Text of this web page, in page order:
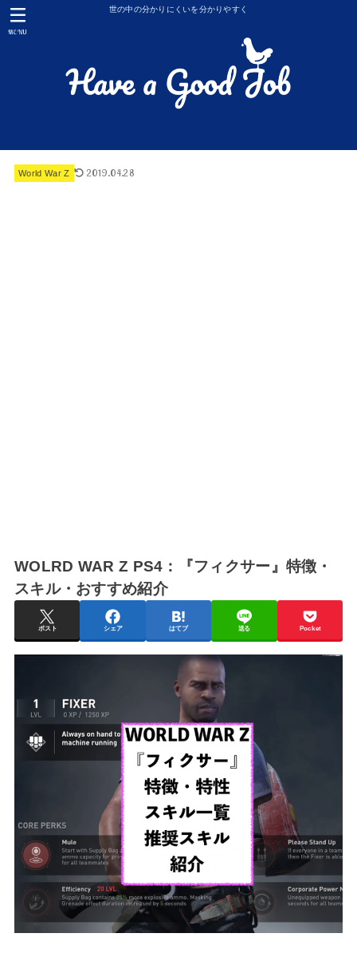
世の中の分かりにくいを分かりやすく
MENU
World War Z 2019.04.28
WOLRD WAR Z PS4：『フィクサー』特徴・
スキル・おすすめ紹介
ポスト シェア はてブ 送る Pocket